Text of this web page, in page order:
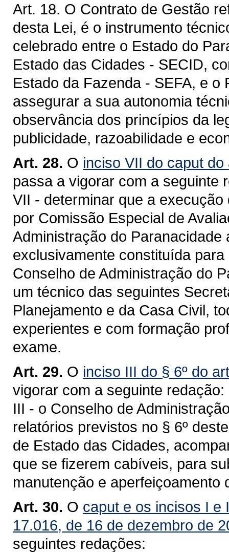
Art. 18. O Contrato de Gestão
desta Lei, é o instrumento
celebrado entre o Estado do
Estado das Cidades - SECID,
Estado da Fazenda - SEFA, e o
assegurar a sua autonomia
observância dos princípios da
publicidade, razoabilidade e
Art. 28. O inciso VII do caput
passa a vigorar com a seguinte
VII - determinar que a
por Comissão Especial de
Administração do
exclusivamente constituída
Conselho de Administração do
um técnico das seguintes
Planejamento e da Casa Civil,
experientes e com formação
exame.
Art. 29. O inciso III do § 6º do
vigorar com a seguinte redação:
III - o Conselho de
relatórios previstos no § 6º
de Estado das Cidades,
que se fizerem cabíveis, para
manutenção e aperfeiçoamento
Art. 30. O caput e os incisos I e
17.016, de 16 de dezembro de
seguintes redações: